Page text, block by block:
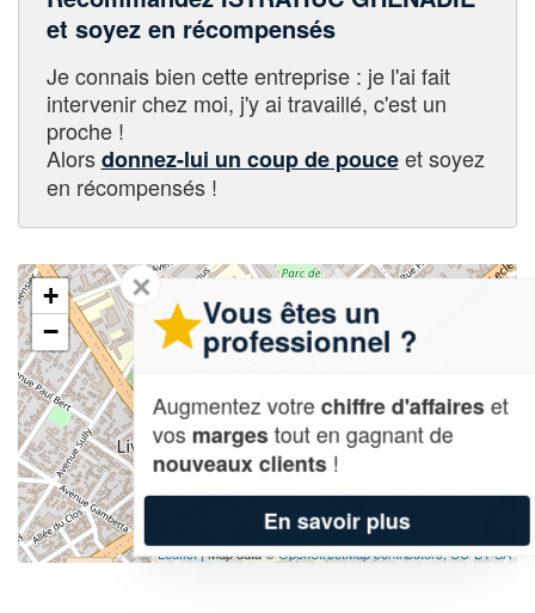
et soyez en récompensés
Je connais bien cette entreprise : je l'ai fait
intervenir chez moi, j'y ai travaillé, c'est un
proche !
Alorsdonnez-lui un coup de pouceet soyez
en récompensés !
+
−
Leaflet| Map data ©OpenStreetMap contributors,CC-BY-SA
✕
Vous êtes un
professionnel ?
Augmentez votrechiffre d'affaireset
vosmargestout en gagnant de
nouveaux clients!
En savoir plus